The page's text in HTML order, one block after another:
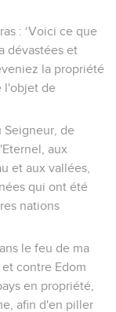
: ‘Voici ce que
dévastées et
la propriété
l'objet de
Seigneur, de
aux
et aux vallées,
qui ont été
nations
le feu de ma
contre Edom
en propriété,
afin d'en piller